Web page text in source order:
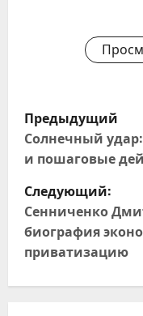
Н
а
в
и
г
а
Предыдущий
Солнечный
и пошаговые
Следующий:
Сенниченко
биография
приватизацию